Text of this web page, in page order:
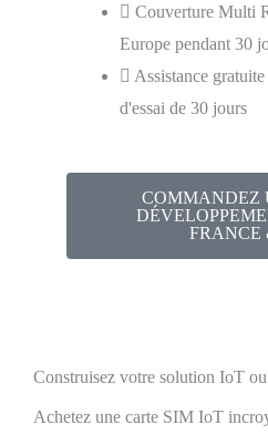
Couverture Multi
Europe pendant 30
Assistance
d'essai de 30 jours
COMMANDEZ
FRANCE
Construisez votre solution IoT
Achetez une carte SIM IoT